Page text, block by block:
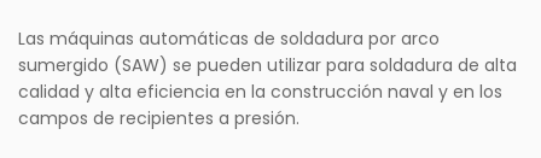
Las máquinas automáticas de soldadura por arco
sumergido (SAW) se pueden utilizar para soldadura de alta
calidad y alta eficiencia en la construcción naval y en los
campos de recipientes a presión.